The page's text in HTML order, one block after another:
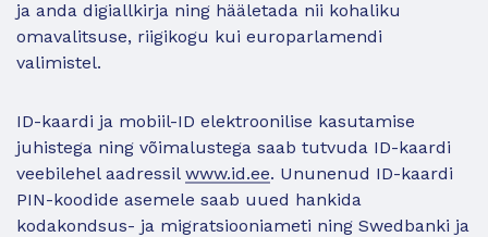
ja anda digiallkirja ning hääletada nii kohaliku
omavalitsuse, riigikogu kui europarlamendi
valimistel.
ID-kaardi ja mobiil-ID elektroonilise kasutamise
juhistega ning võimalustega saab tutvuda ID-kaardi
veebilehel aadressil www.id.ee. Ununenud ID-kaardi
PIN-koodide asemele saab uued hankida
kodakondsus- ja migratsiooniameti ning Swedbanki ja